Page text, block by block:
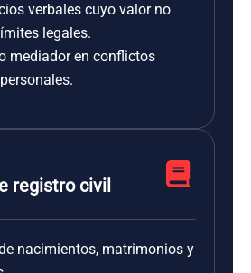
verbales cuyo valor no
legales.
mediador en conflictos
registro civil
nacimientos, matrimonios y